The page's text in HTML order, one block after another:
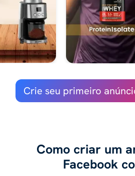
Crie seu primeiro
Como criar um
Facebook